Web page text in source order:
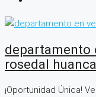
departamento
rosedal
¡Oportunidad Única!